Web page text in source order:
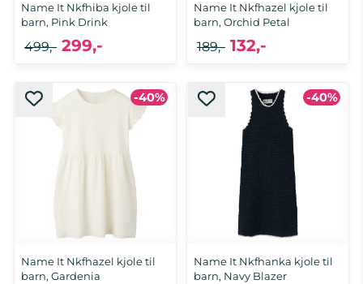
Name It Nkfhiba kjole til
barn, Pink Drink
116, 122, 128, 134, 140, 146, 152
299,-
499,-
Name It Nkfhazel kjole til
barn, Orchid Petal
116, 122, 128, 140
132,-
189,-
-40%
Name It Nkfhazel kjole til
barn, Gardenia
-40%
Name It Nkfhanka kjole til
barn, Navy Blazer